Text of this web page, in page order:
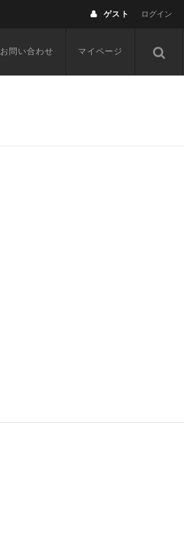
ゲスト ログイン
お問い合わせ マイページ